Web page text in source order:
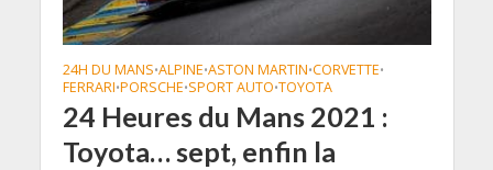
24H DU MANS•ALPINE•ASTON MARTIN•CORVETTE•
FERRARI•PORSCHE•SPORT AUTO•TOYOTA
24 Heures du Mans 2021 :
Toyota… sept, enfin la